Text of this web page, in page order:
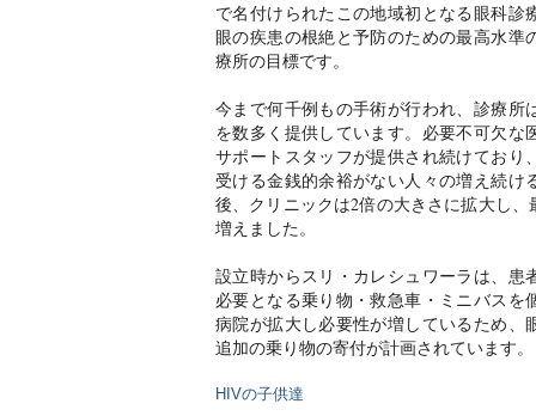
で名付けられたこの地域初となる眼科診
眼の疾患の根絶と予防のための最高水準
療所の目標です。
今まで何千例もの手術が行われ、診療所
を数多く提供しています。必要不可欠な
サポートスタッフが提供され続けており
受ける金銭的余裕がない人々の増え続け
後、クリニックは2倍の大きさに拡大し
増えました。
設立時からスリ・カレシュワーラは、患
必要となる乗り物・救急車・ミニバスを
病院が拡大し必要性が増しているため、
追加の乗り物の寄付が計画されています。
HIVの子供達